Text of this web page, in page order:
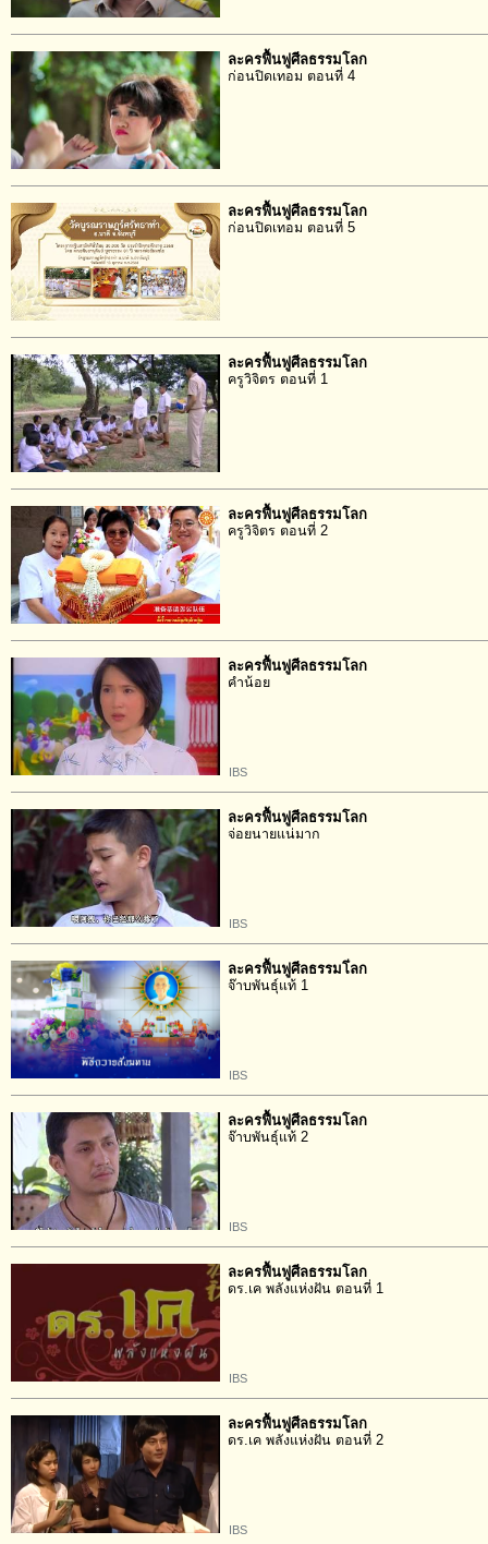
ละครฟื้นฟูศีลธรรมโลก
ก่อนปิดเทอม ตอนที่ 4
ละครฟื้นฟูศีลธรรมโลก
ก่อนปิดเทอม ตอนที่ 5
ละครฟื้นฟูศีลธรรมโลก
ครูวิจิตร ตอนที่ 1
ละครฟื้นฟูศีลธรรมโลก
ครูวิจิตร ตอนที่ 2
ละครฟื้นฟูศีลธรรมโลก
คำน้อย
IBS
ละครฟื้นฟูศีลธรรมโลก
จ่อยนายแน่มาก
IBS
ละครฟื้นฟูศีลธรรมโ่ลก
จ๊าบพันธุ์แท้ 1
IBS
ละครฟื้นฟูศีลธรรมโลก
จ๊าบพันธุ์แท้ 2
IBS
ละครฟื้นฟูศีลธรรมโลก
ดร.เค พลังแห่งฝัน ตอนที่ 1
IBS
ละครฟื้นฟูศีลธรรมโลก
ดร.เค พลังแห่งฝัน ตอนที่ 2
IBS